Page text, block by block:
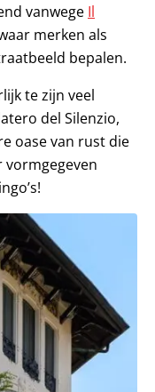
vanwege Il
merken als
bepalen.
te zijn veel
del Silenzio,
oase van rust die